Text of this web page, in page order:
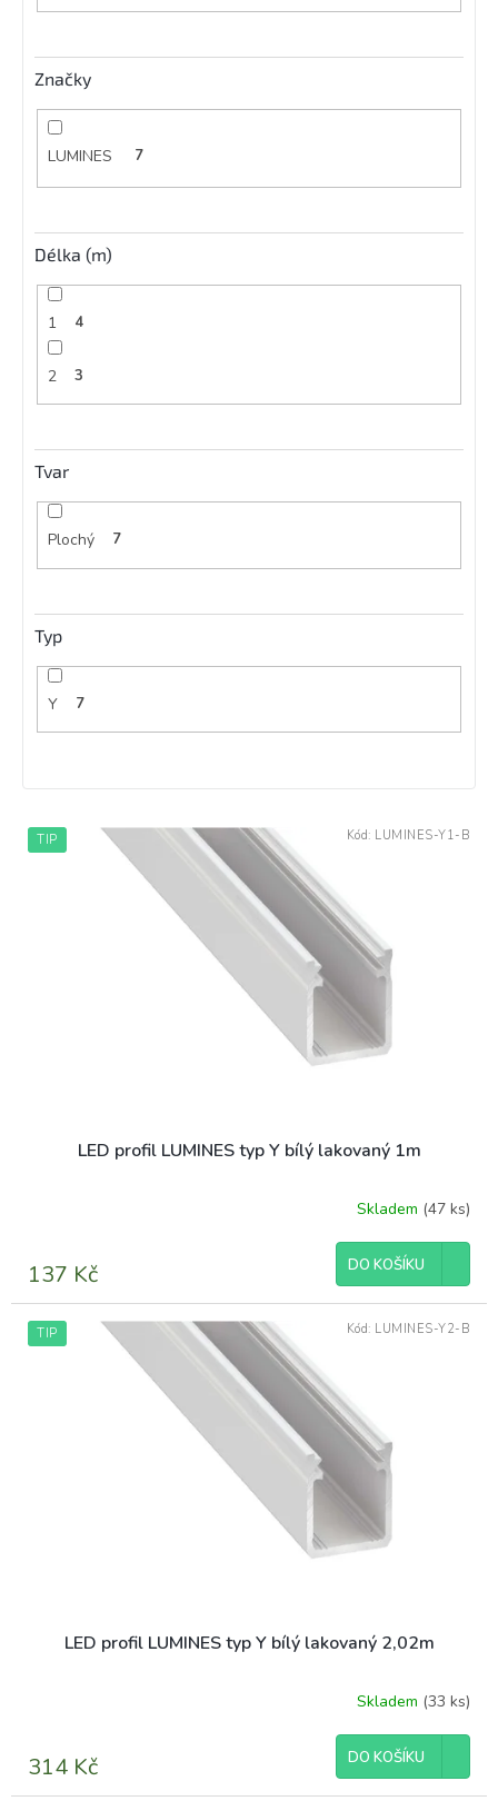
Značky
LUMINES 7
Délka (m)
1 4
2 3
Tvar
Plochý 7
Typ
Y 7
V
ý TIP
LED profil LUMINES typ Y bílý lakovaný 1m
Skladem (47 ks)
137 Kč DO KOŠÍKU
Kód: LUMINES-Y1-B
TIP
LED profil LUMINES typ Y bílý lakovaný 2,02m
Skladem (33 ks)
314 Kč DO KOŠÍKU
Kód: LUMINES-Y2-B